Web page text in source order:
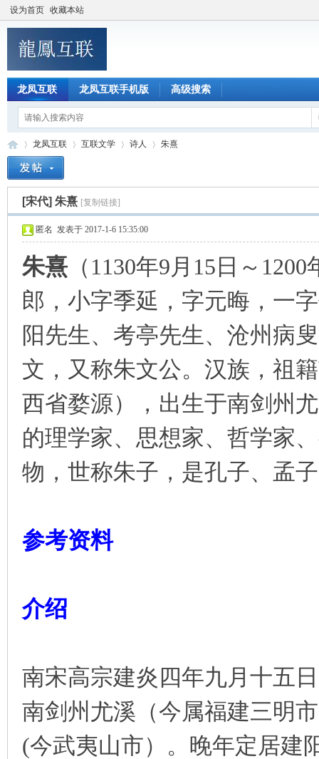
设为首页 收藏本站
龙凤互联 龙凤互联手机版 高级搜索
龙凤互联
›
互联文学
›
诗人 朱熹
[宋代] 朱熹 [复制链接]
匿名 发表于 2017-1-6 15:35:00
朱熹 （1130年9月15日～
郎，小字季延，字元晦，一
阳先生、考亭先生、沧州病
文，又称朱文公。汉族，祖
西省婺源），出生于南剑州
的理学家、思想家、哲学家
物，世称朱子，是孔子、孟
参考资料
介绍
南宋高宗建炎四年九月十五
南剑州尤溪（今属福建三明
(今武夷山市）。晚年定居建